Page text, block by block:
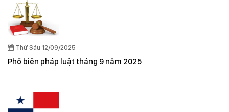
Thứ Sáu 12/09/2025
Phổ biến pháp luật tháng 9 năm 2025